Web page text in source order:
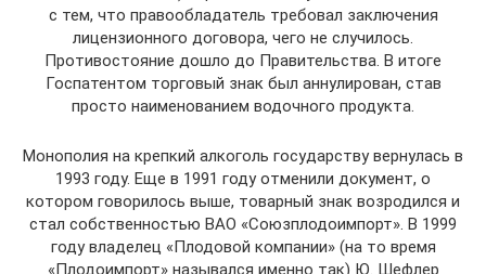
с тем, что правообладатель требовал заключения
лицензионного договора, чего не случилось.
Противостояние дошло до Правительства. В итоге
Госпатентом торговый знак был аннулирован, став
просто наименованием водочного продукта.
Монополия на крепкий алкоголь государству вернулась в
1993 году. Еще в 1991 году отменили документ, о
котором говорилось выше, товарный знак возродился и
стал собственностью ВАО «Союзплодоимпорт». В 1999
году владелец «Плодовой компании» (на то время
«Плодоимпорт» назывался именно так) Ю. Шефлер